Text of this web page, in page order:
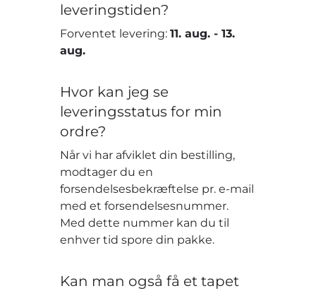
leveringstiden?
Forventet levering:11. aug. -13.
aug.
Hvor kan jeg se
leveringsstatus for min
ordre?
Når vi har afviklet din bestilling,
modtager du en
forsendelsesbekræftelse pr. e-mail
med et forsendelsesnummer.
Med dette nummer kan du til
enhver tid spore din pakke.
Kan man også få et tapet